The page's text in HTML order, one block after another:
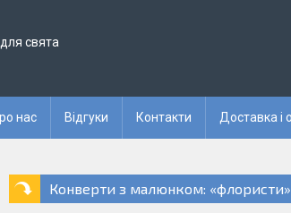
свята
нас Відгуки Контакти Доставка і
Конверти з малюнком: «флористи»